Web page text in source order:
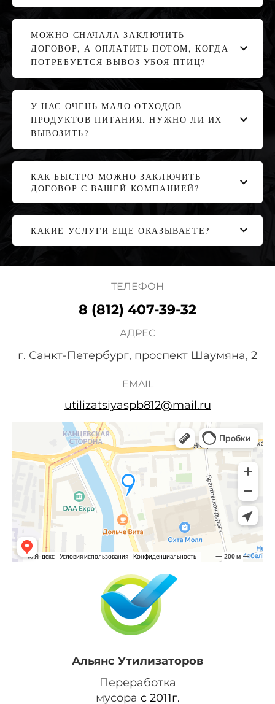
МОЖНО СНАЧАЛА ЗАКЛЮЧИТЬ
ДОГОВОР, А ОПЛАТИТЬ ПОТОМ, КОГДА
ПОТРЕБУЕТСЯ ВЫВОЗ УБОЯ ПТИЦ?
У НАС ОЧЕНЬ МАЛО ОТХОДОВ
ПРОДУКТОВ ПИТАНИЯ. НУЖНО ЛИ ИХ
ВЫВОЗИТЬ?
КАК БЫСТРО МОЖНО ЗАКЛЮЧИТЬ
ДОГОВОР С ВАШЕЙ КОМПАНИЕЙ?
КАКИЕ УСЛУГИ ЕЩЕ ОКАЗЫВАЕТЕ?
ТЕЛЕФОН
8 (812) 407-39-32
АДРЕС
г. Санкт-Петербург, проспект Шаумяна, 2
EMAIL
utilizatsiyaspb812@mail.ru
Альянс Утилизаторов
Переработка
мусора с 2011г.